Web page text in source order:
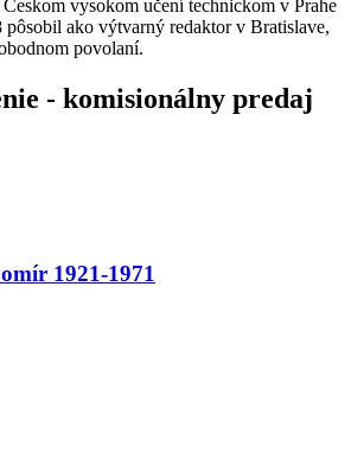
vysokom učení technickom v Prahe
ako výtvarný redaktor v Bratislave,
povolaní.
- komisionálny predaj
1921-1971